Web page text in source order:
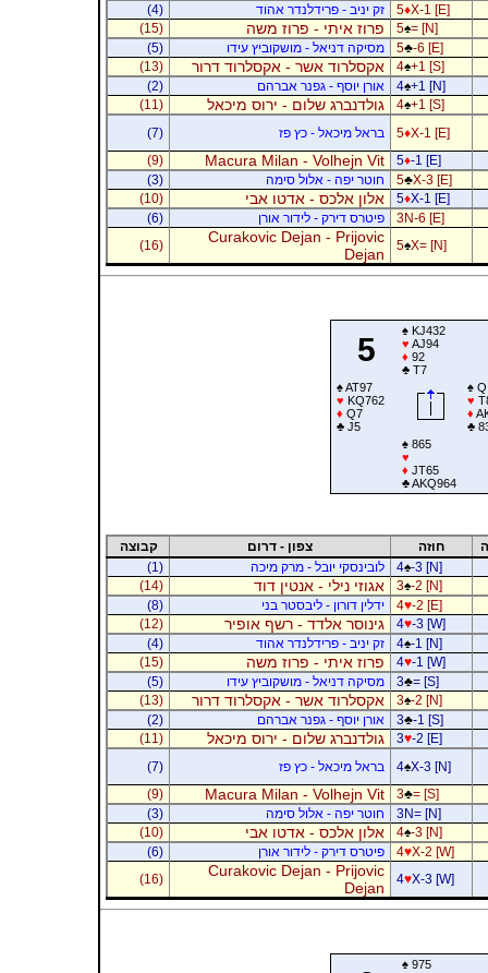
5♦X-1 [E] זק יניב - פרידלנדר אהוד
(4)
5♠= [N] פרוז איתי - פרוז משה
(15)
5♣-6 [E] מסיקה דניאל - מושקוביץ עידו
(5)
4♠+1 [S] אקסלרוד אשר - אקסלרוד דרור
(13)
4♠+1 [N] אורן יוסף - גפנר אברהם
(2)
4♠+1 [S] גולדנברג שלום - ירוס מיכאל
(11)
5♦X-1 [E] בראל מיכאל - כץ פז
(7)
5♦-1 [E]
Macura Milan - Volhejn Vit
(9)
5♣X-3 [E] חוטר יפה - אלול סימה
(3)
5♦X-1 [E] אלון אלכס - אדטו אבי
(10)
3N-6 [E]
פיטרס דירק - לידור אורן
(6)
5♠X= [N]
Curakovic Dejan - Prijovic
Dejan
(16)
5
♠KJ432
♥ AJ94
♦ 92
♣T7
♠AT97
♥ KQ762
♦ Q7
♣J5
♠Q
♥
♦
♣
♠865
♥
♦ JT65
♣AKQ964
חוזה צפון - דרום
קבוצה
4♠-3 [N] לובינסקי יובל - מרק מיכה
(1)
3♠-2 [N] אגוזי נילי - אנטין דוד
(14)
4♥-2 [E] ידלין דורון - ליבסטר בני
(8)
4♥-3 [W] גינוסר אלדד - רשף אופיר
(12)
4♠-1 [N] זק יניב - פרידלנדר אהוד
(4)
4♥-1 [W] פרוז איתי - פרוז משה
(15)
3♣= [S] מסיקה דניאל - מושקוביץ עידו
(5)
3♠-2 [N] אקסלרוד אשר - אקסלרוד דרור
(13)
3♣-1 [S] אורן יוסף - גפנר אברהם
(2)
3♥-2 [E] גולדנברג שלום - ירוס מיכאל
(11)
4♠X-3 [N] בראל מיכאל - כץ פז
(7)
3♣= [S]
Macura Milan - Volhejn Vit
(9)
3N= [N]
חוטר יפה - אלול סימה
(3)
4♠-3 [N] אלון אלכס - אדטו אבי
(10)
4♥X-2 [W] פיטרס דירק - לידור אורן
(6)
4♥X-3 [W]
Curakovic Dejan - Prijovic
Dejan
(16)
♠975